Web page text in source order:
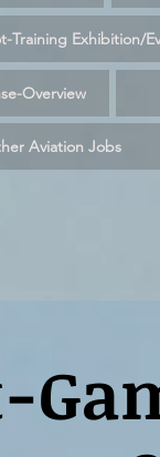
Training Exhibition/
Overview
Aviation Jobs